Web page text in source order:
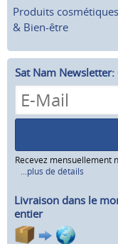
Produits
& Bien-être
Sat Nam
Recevez mensuellement
...plus de détails
Livraison dans le
entier